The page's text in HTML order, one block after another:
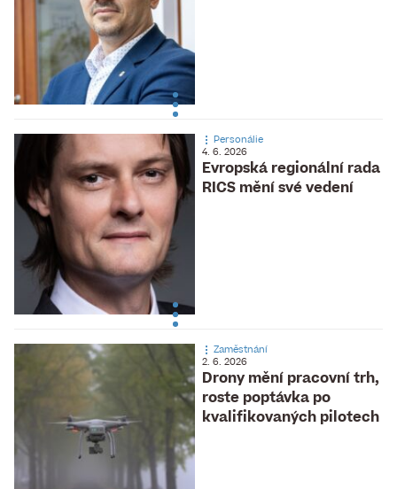
Evropská regionální rada
RICS mění své vedení
Personálie
4. 6. 2026
Drony mění pracovní trh,
roste poptávka po
kvalifikovaných pilotech
Zaměstnání
2. 6. 2026